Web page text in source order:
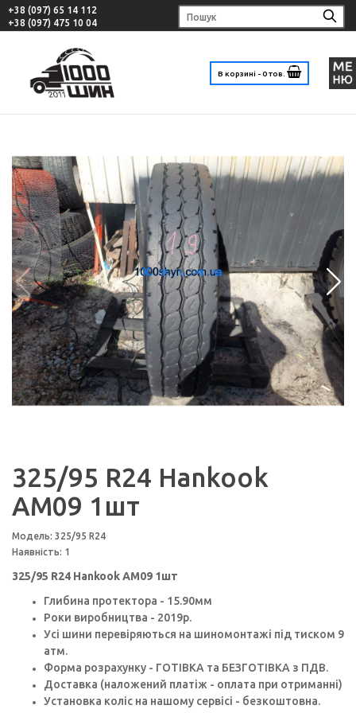
+38 (097) 65 14 112
+38 (097) 475 10 04
В корзині - 0 тов.
325/95 R24 Hankook
AM09 1шт
Модель: 325/95 R24
Наявність: 1
325/95 R24 Hankook AM09 1шт
Глибина протектора - 15.90мм
Роки виробництва - 2019p.
Усі шини перевіряються на шиномонтажі під тиском 9
атм.
Форма розрахунку - ГОТІВКА та БЕЗГОТІВКА з ПДВ.
Доставка (наложений платіж - оплата при отриманні)
Установка коліс на нашому сервісі - безкоштовна.